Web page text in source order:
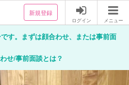
新規登録
ログイン メニュー
す。まずは顔合わせ、または事前面
せ/事前面談とは？